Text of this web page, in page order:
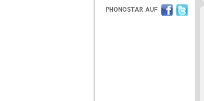
PHONOSTAR AUF